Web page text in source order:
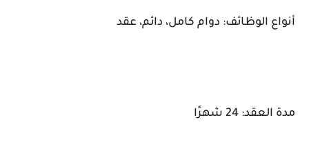
أنواع الوظائف: دوام كامل، دائم، عقد
مدة العقد: 24 شهرًا